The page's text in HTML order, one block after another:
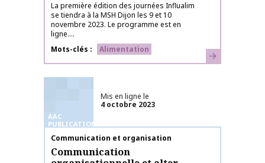
La première édition des journées Influalim
se tiendra à la MSH Dijon les 9 et 10
novembre 2023. Le programme est en
ligne....
Mots-clés
Alimentation En savoir plus
AAC
PUBLICATIONS
Mis en ligne le
4 octobre 2023
Nom de la publication
Communication et organisation
Communication